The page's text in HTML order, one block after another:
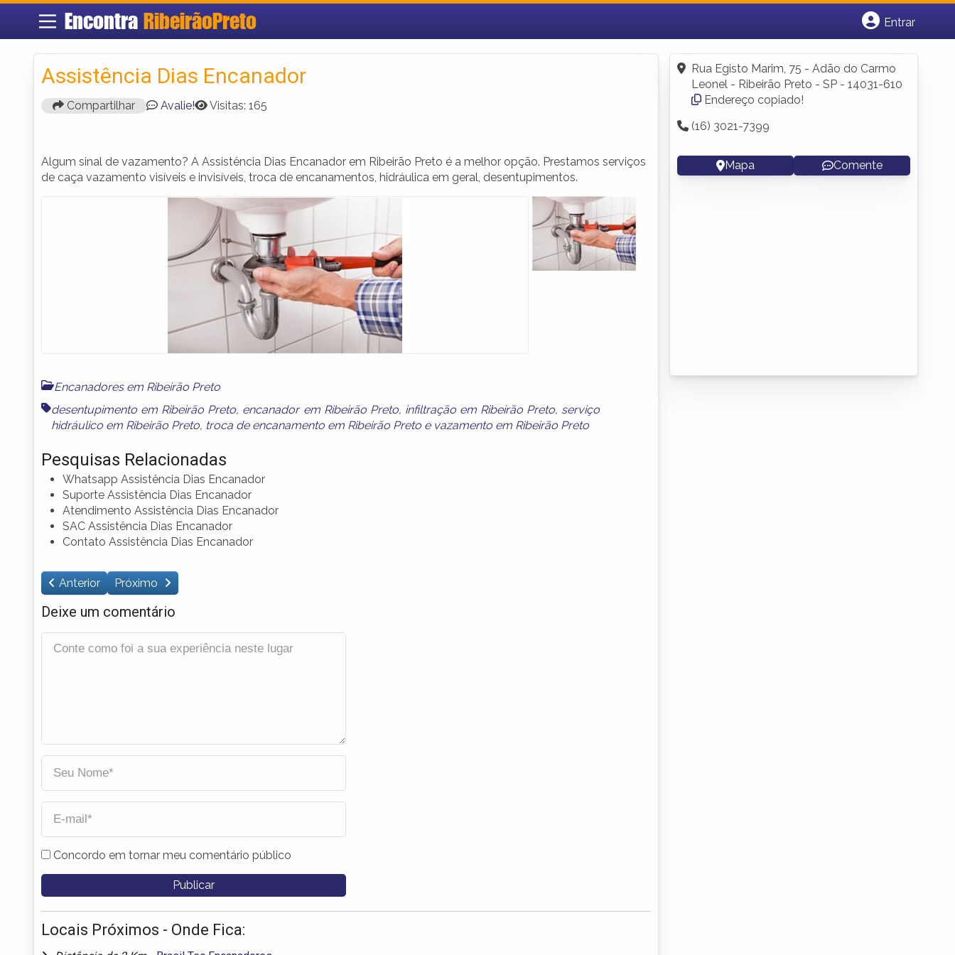
Encontra RibeirãoPreto
Entrar
Fazer login
Criar conta
Assistência Dias Encanador
Compartilhar Avalie! Visitas: 165
Algum sinal de vazamento? A Assistência Dias Encanador em Ribeirão Preto é a melhor opção. Prestamos serviços
de caça vazamento visíveis e invisíveis, troca de encanamentos, hidráulica em geral, desentupimentos.
Encanadores em Ribeirão Preto
desentupimento em Ribeirão Preto, encanador em Ribeirão Preto, infiltração em Ribeirão Preto, serviço
hidráulico em Ribeirão Preto, troca de encanamento em Ribeirão Preto e vazamento em Ribeirão Preto
Pesquisas Relacionadas
Whatsapp Assistência Dias Encanador
Suporte Assistência Dias Encanador
Atendimento Assistência Dias Encanador
SAC Assistência Dias Encanador
Contato Assistência Dias Encanador
Anterior Próximo
Deixe um comentário
Concordo em tornar meu comentário público
Locais Próximos - Onde Fica:
Rua Egisto Marim, 75 - Adão do Carmo
Leonel - Ribeirão Preto - SP - 14031-610
Endereço copiado!
(16) 3021-7399
Mapa Comente